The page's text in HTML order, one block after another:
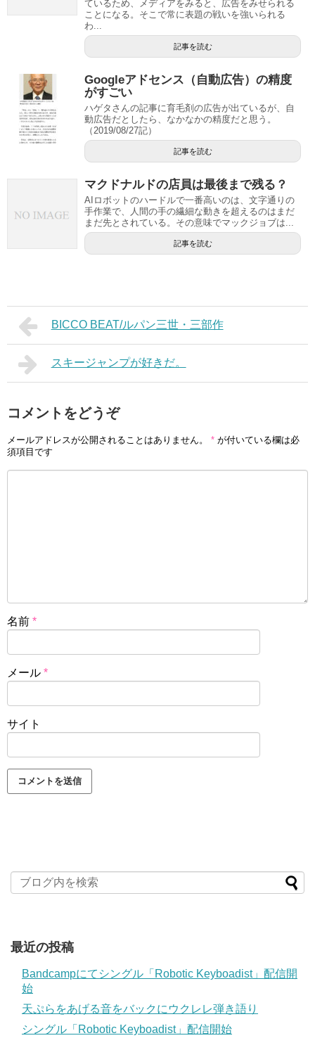
ているため、メディアをみると、広告をみせられる
ことになる。そこで常に表題の戦いを強いられる
わ...
記事を読む
Googleアドセンス（自動広告）の精度
がすごい
ハゲタさんの記事に育毛剤の広告が出ているが、自
動広告だとしたら、なかなかの精度だと思う。
（2019/08/27記）
記事を読む
マクドナルドの店員は最後まで残る？
AIロボットのハードルで一番高いのは、文字通りの
手作業で、人間の手の繊細な動きを超えるのはまだ
まだ先とされている。その意味でマックジョブは...
記事を読む
BICCO BEAT/ルパン三世・三部作
スキージャンプが好きだ。
コメントをどうぞ
メールアドレスが公開されることはありません。 * が付いている欄は必
須項目です
名前 *
メール *
サイト
最近の投稿
Bandcampにてシングル「Robotic Keyboadist」配信開
始
天ぷらをあげる音をバックにウクレレ弾き語り
シングル「Robotic Keyboadist」配信開始